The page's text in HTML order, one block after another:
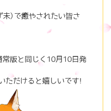
）で癒やされたい皆さ
常版と同じく10月10日発
ただけると嬉しいです！